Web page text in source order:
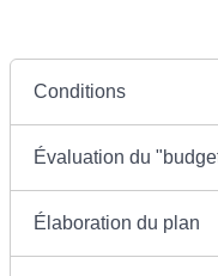
Conditions
Évaluation du
Élaboration du plan